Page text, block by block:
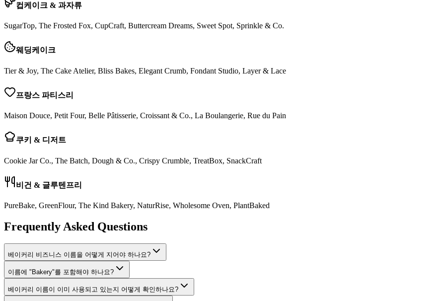
컵케이크 & 과자류
SugarTop, The Frosted Fox, CupCraft, Buttercream Dreams, Sweet Spot, Sprinkle & Co.
웨딩케이크
Tier & Joy, The Cake Atelier, Bliss Bakes, Elegant Crumb, Fondant Studio, Layer & Lace
프랑스 파티스리
Maison Douce, Petit Four, Belle Pâtisserie, Croissant & Co., La Boulangerie, Rue du Pain
쿠키 & 디저트
Cookie Jar Co., The Batch, Dough & Co., Crispy Crumble, TreatBox, SnackCraft
비건 & 글루텐프리
PureBake, GreenFlour, The Kind Bakery, NaturRise, Wholesome Oven, PlantBaked
Frequently Asked Questions
베이커리 비즈니스 이름을 어떻게 지어야 하나요?
이름에 "Bakery"를 포함해야 하나요?
베이커리 이름이 이미 사용되고 있는지 어떻게 확인하나요?